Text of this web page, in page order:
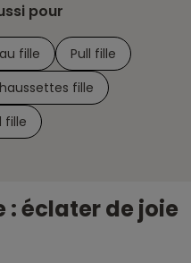
pour
fille
Pull fille
fille
fille
: éclater de joie